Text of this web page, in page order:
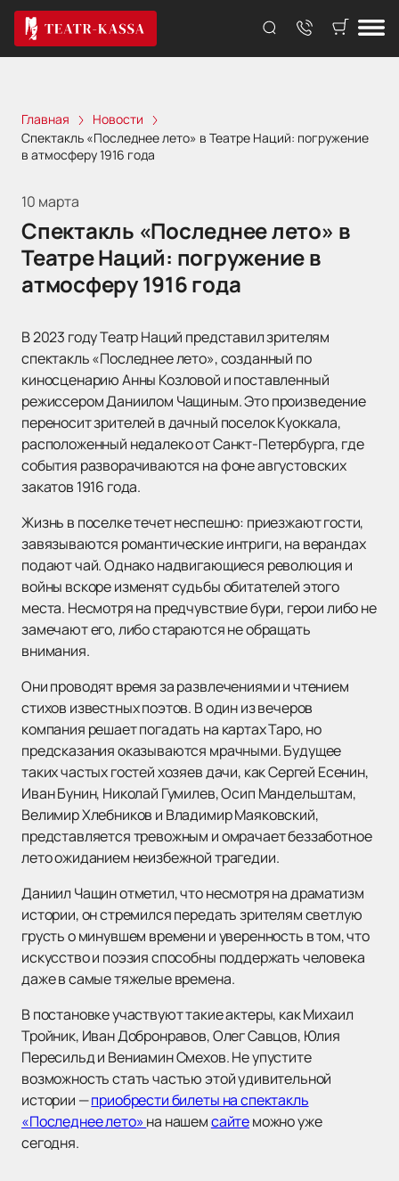
Главная
Новости
Спектакль «Последнее лето» в Театре Наций: погружение
в атмосферу 1916 года
10 марта
Спектакль «Последнее лето» в
Театре Наций: погружение в
атмосферу 1916 года
В 2023 году Театр Наций представил зрителям
спектакль «Последнее лето», созданный по
киносценарию Анны Козловой и поставленный
режиссером Даниилом Чащиным. Это произведение
переносит зрителей в дачный поселок Куоккала,
расположенный недалеко от Санкт-Петербурга, где
события разворачиваются на фоне августовских
закатов 1916 года.
Жизнь в поселке течет неспешно: приезжают гости,
завязываются романтические интриги, на верандах
подают чай. Однако надвигающиеся революция и
войны вскоре изменят судьбы обитателей этого
места. Несмотря на предчувствие бури, герои либо не
замечают его, либо стараются не обращать
внимания.
Они проводят время за развлечениями и чтением
стихов известных поэтов. В один из вечеров
компания решает погадать на картах Таро, но
предсказания оказываются мрачными. Будущее
таких частых гостей хозяев дачи, как Сергей Есенин,
Иван Бунин, Николай Гумилев, Осип Мандельштам,
Велимир Хлебников и Владимир Маяковский,
представляется тревожным и омрачает беззаботное
лето ожиданием неизбежной трагедии.
Даниил Чащин отметил, что несмотря на драматизм
истории, он стремился передать зрителям светлую
грусть о минувшем времени и уверенность в том, что
искусство и поэзия способны поддержать человека
даже в самые тяжелые времена.
В постановке участвуют такие актеры, как Михаил
Тройник, Иван Добронравов, Олег Савцов, Юлия
Пересильд и Вениамин Смехов. Не упустите
возможность стать частью этой удивительной
истории —приобрести билеты на спектакль
«Последнее лето»на нашемсайтеможно уже
сегодня.